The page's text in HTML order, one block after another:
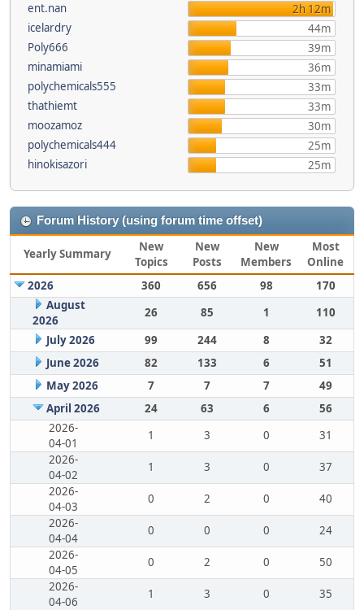
ent.nan
2h 12m
icelardry
44m
Poly666
39m
minamiami
36m
polychemicals555
33m
thathiemt
33m
moozamoz
30m
polychemicals444
25m
hinokisazori
25m
Forum History (using forum time offset)
Yearly Summary
New
Topics
New
Posts
New
Members
Most
Online
2026
360 656 98
170
August
2026
26 85 1
110
July 2026
99 244 8
32
June 2026
82 133 6
51
May 2026
7 7 7
49
April 2026
24 63 6
56
2026-
04-01
1 3 0
31
2026-
04-02
1 3 0
37
2026-
04-03
0 2 0
40
2026-
04-04
0 0 0
24
2026-
04-05
0 2 0
50
2026-
04-06
1 3 0
35